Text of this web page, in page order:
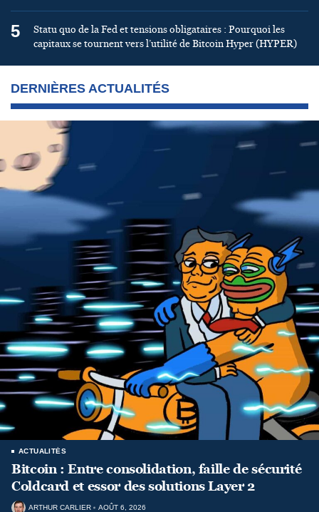
5
Statu quo de la Fed et tensions obligataires : Pourquoi les
capitaux se tournent vers l’utilité de Bitcoin Hyper (HYPER)
DERNIÈRES ACTUALITÉS
ACTUALITÉS
Bitcoin : Entre consolidation, faille de sécurité
Coldcard et essor des solutions Layer 2
ARTHUR CARLIER AOÛT 6, 2026